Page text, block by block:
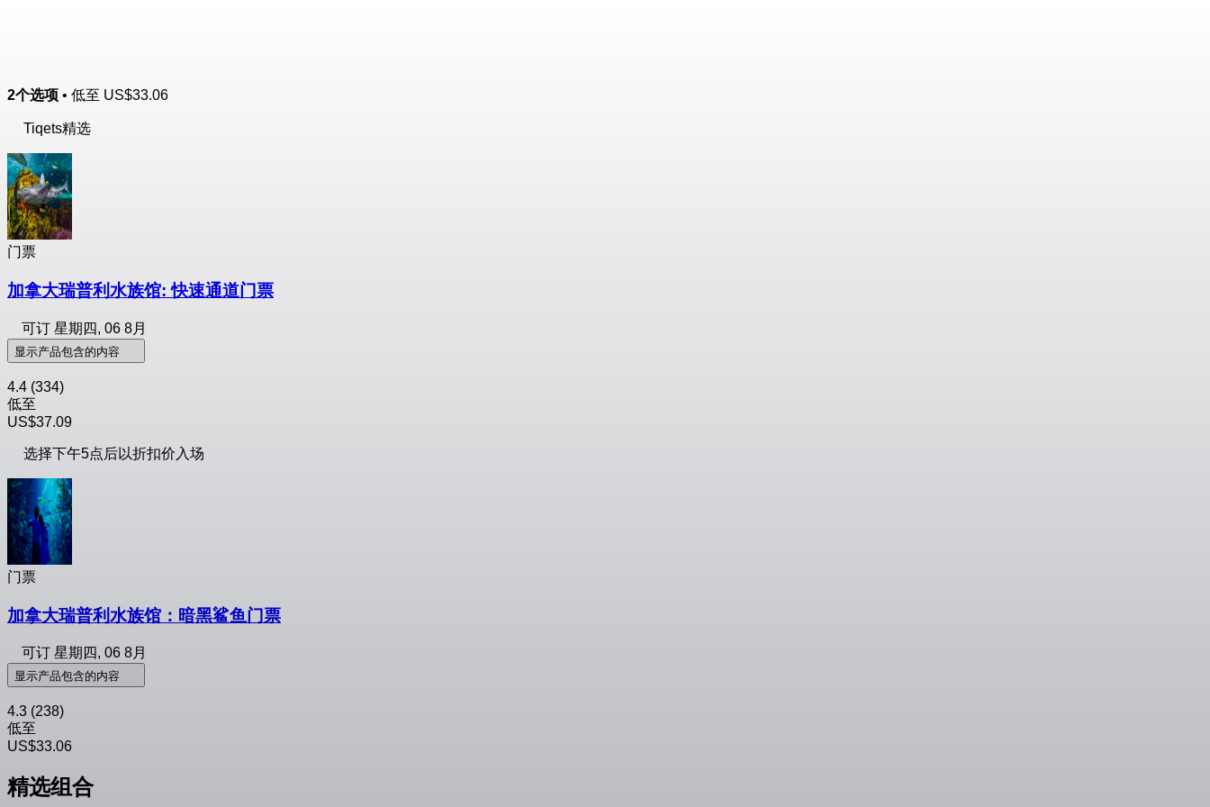
2个选项 • 低至 US$33.06
Tiqets精选
门票
加拿大瑞普利水族馆: 快速通道门票
可订 星期四, 06 8月
显示产品包含的内容
4.4 (334)
低至
US$37.09
选择下午5点后以折扣价入场
门票
加拿大瑞普利水族馆：暗黑鲨鱼门票
可订 星期四, 06 8月
显示产品包含的内容
4.3 (238)
低至
US$33.06
精选组合